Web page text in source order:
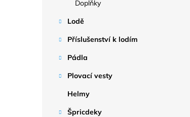
Doplňky
Lodě
Příslušenství k lodím
Pádla
Plovací vesty
Helmy
Špricdeky